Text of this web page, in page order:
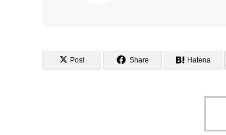
Post Share Hatena